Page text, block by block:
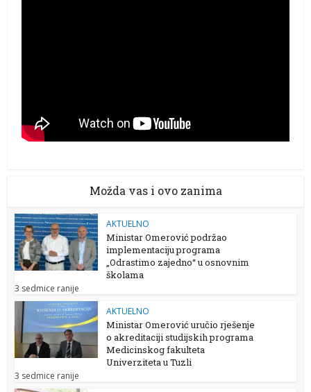
Možda vas i ovo zanima
AKTUELNO
Ministar Omerović podržao
implementaciju programa
„Odrastimo zajedno“ u osnovnim
školama
3 sedmice ranije
AKTUELNO
Ministar Omerović uručio rješenje
o akreditaciji studijskih programa
Medicinskog fakulteta
Univerziteta u Tuzli
3 sedmice ranije